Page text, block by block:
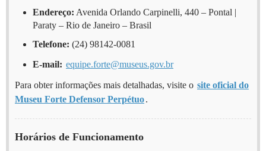
Endereço: Avenida Orlando Carpinelli, 440 – Pontal |
Paraty – Rio de Janeiro – Brasil
Telefone: (24) 98142-0081
E-mail: equipe.forte@museus.gov.br
Para obter informações mais detalhadas, visite o site oficial do
Museu Forte Defensor Perpétuo.
Horários de Funcionamento